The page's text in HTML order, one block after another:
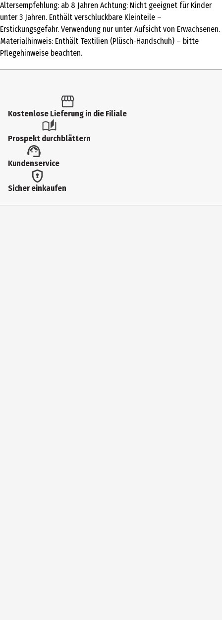
Produkttyp
Aktionsspiele
Altersempfehlung ab
Hersteller
Asmodee GmbH
Herstelleradresse
Friedrichstr. 47 45145 Essen
Kontaktmöglichkeit
Altersempfehlung: ab 8 Jahren Achtung: Nicht geeignet für Kinder
unter 3 Jahren. Enthält verschluckbare Kleinteile –
Erstickungsgefahr. Verwendung nur unter Aufsicht von Erwachsenen.
Materialhinweis: Enthält Textilien (Plüsch-Handschuh) – bitte
Pflegehinweise beachten.
Kostenlose Lieferung in die Filiale
Prospekt durchblättern
Kundenservice
Sicher einkaufen